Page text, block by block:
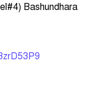
Bashundhara